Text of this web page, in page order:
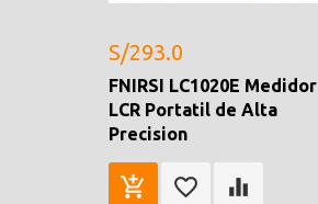
S/293.0
FNIRSI LC1020E Medidor
LCR Portatil de Alta
Precision